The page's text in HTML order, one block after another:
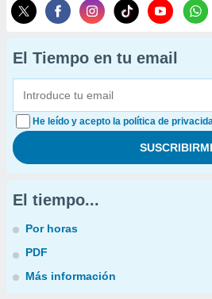
El Tiempo en tu email
He leído y acepto la política de
El tiempo...
Por horas
PDF
Más información